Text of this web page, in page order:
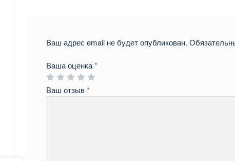
Ваш адрес email не будет опубликован.
Ваша оценка*
Ваш отзыв*